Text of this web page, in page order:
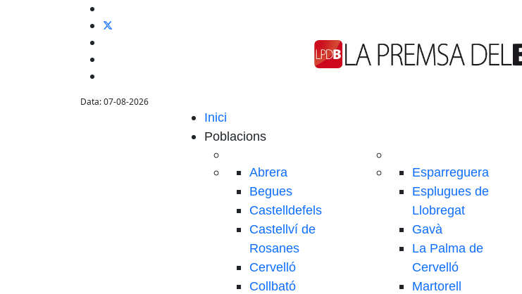
Data: 07-08-2026
Inici
Poblacions
Abrera
Begues
Castelldefels
Castellví de
Rosanes
Cervelló
Collbató
Esparreguera
Esplugues de
Llobregat
Gavà
La Palma de
Cervelló
Martorell